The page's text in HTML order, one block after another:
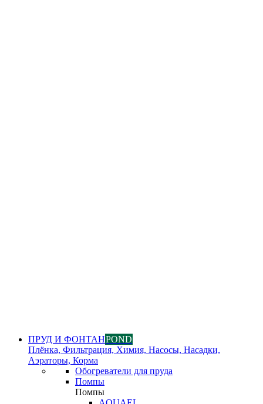
ПРУД И ФОНТАНPOND
Плёнка, Фильтрация, Химия, Насосы, Насадки,
Аэраторы, Корма
Обогреватели для пруда
Помпы
Помпы